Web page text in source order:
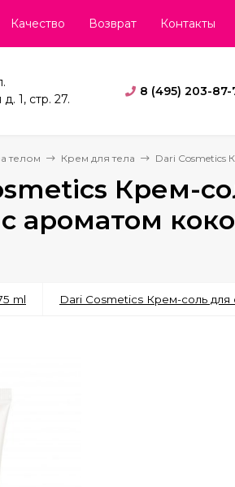
Качество Возврат Контакты
1, стр. 27.
8 (495) 203-87-
телом Крем для тела Dari Cosmetics
Крем-
ароматом
ml Dari Cosmetics Крем-соль для